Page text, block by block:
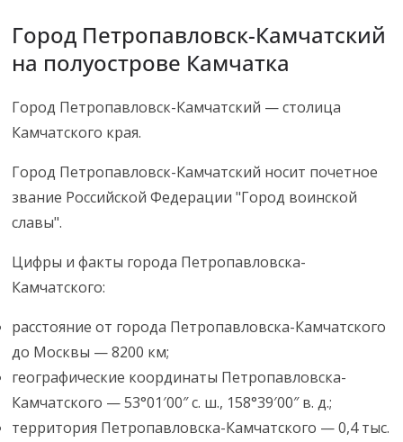
Город Петропавловск-Камчатский
на полуострове Камчатка
Город Петропавловск-Камчатский — столица
Камчатского края.
Город Петропавловск-Камчатский носит почетное
звание Российской Федерации "Город воинской
славы".
Цифры и факты города Петропавловска-
Камчатского:
расстояние от города Петропавловска-Камчатского
до Москвы — 8200 км;
географические координаты Петропавловска-
Камчатского — 53°01′00″ с. ш., 158°39′00″ в. д.;
территория Петропавловска-Камчатского — 0,4 тыс.